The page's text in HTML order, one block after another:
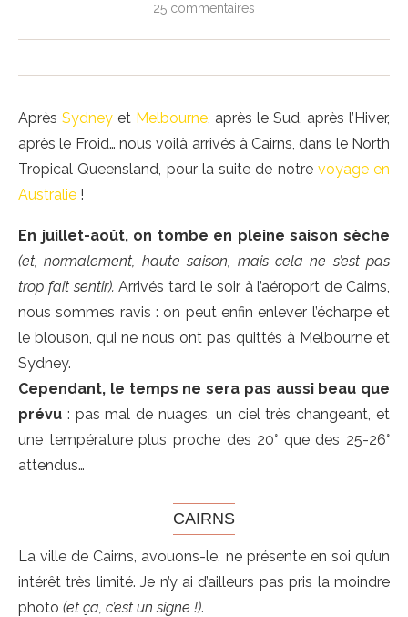
25 commentaires
Après Sydney et Melbourne, après le Sud, après l’Hiver,
après le Froid… nous voilà arrivés à Cairns, dans le North
Tropical Queensland, pour la suite de notre voyage en
Australie !
En juillet-août, on tombe en pleine saison sèche
(et, normalement, haute saison, mais cela ne s’est pas
trop fait sentir).Arrivés tard le soir à l’aéroport de Cairns,
nous sommes ravis : on peut enfin enlever l’écharpe et
le blouson, qui ne nous ont pas quittés à Melbourne et
Sydney.
Cependant, le temps ne sera pas aussi beau que
prévu : pas mal de nuages, un ciel très changeant, et
une température plus proche des 20° que des 25-26°
attendus…
CAIRNS
La ville de Cairns, avouons-le, ne présente en soi qu’un
intérêt très limité. Je n’y ai d’ailleurs pas pris la moindre
photo (et ça, c’est un signe !).